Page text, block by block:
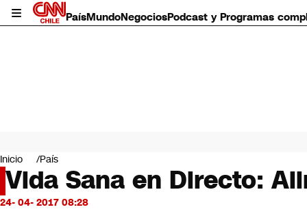
PaísMundoNegociosPodcast y Programas
Mundo
Negocios
Deportes
Programas completos
Inicio País
Vida Sana en Directo:
24- 04- 2017 08:28